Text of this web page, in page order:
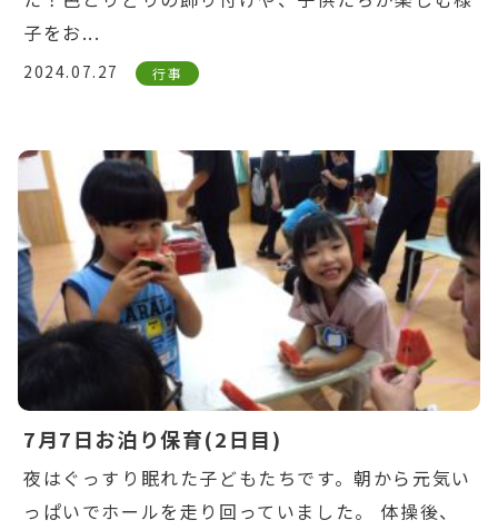
子をお...
2024.07.27 行事
Warning
: Undefined variable $post_id in
/home/ikuyoukai/ikuyoukai.jp/public_html/
content/themes/aoba/lib/include/news-
box.phpon line7
7月7日お泊り保育(2日目)
夜はぐっすり眠れた子どもたちです。朝から元気い
っぱいでホールを走り回っていました。 体操後、